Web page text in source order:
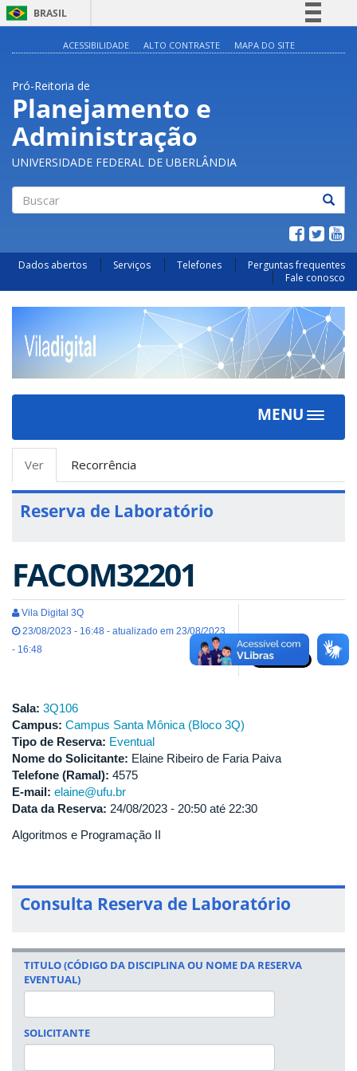
BRASIL
Acesso à informação
ACESSIBILIDADE ALTO CONTRASTE MAPA DO SITE
Pró-Reitoria de
Planejamento e
Administração
UNIVERSIDADE FEDERAL DE UBERLÂNDIA
Dados abertos Serviços Telefones
Perguntas frequentes
Fale conosco
MENU
Toggle
Abas
primárias
Ver
ativa)
Recorrência
Reserva de Laboratório
FACOM32201
Vila Digital 3Q
23/08/2023 - 16:48 - atualizado em 23/08/2023
- 16:48
Sala: 3Q106
Campus: Campus Santa Mônica (Bloco 3Q)
Tipo de Reserva: Eventual
Nome do Solicitante: Elaine Ribeiro de Faria Paiva
Telefone (Ramal): 4575
E-mail: elaine@ufu.br
Data da Reserva: 24/08/2023 - 20:50 até 22:30
Algoritmos e Programação II
Consulta Reserva de Laboratório
TITULO (CÓDIGO DA DISCIPLINA OU NOME DA RESERVA
EVENTUAL)
SOLICITANTE